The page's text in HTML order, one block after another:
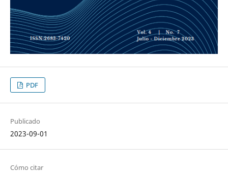
PDF
Publicado
2023-09-01
Cómo citar